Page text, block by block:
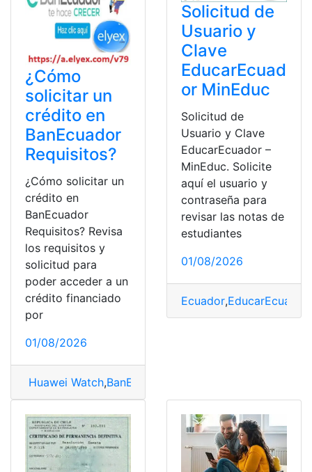
¿Cómo
solicitar un
crédito en
BanEcuador
Requisitos?
¿Cómo solicitar un
crédito en
BanEcuador
Requisitos? Revisa
los requisitos y
solicitud para
poder acceder a un
crédito financiado
por
01/08/2026
Huawei Watch,BanEcuador
Solicitud de
Usuario y
Clave
EducarEcuad
or MinEduc
Solicitud de
Usuario y Clave
EducarEcuador –
MinEduc. Solicite
aquí el usuario y
contraseña para
revisar las notas de
estudiantes
01/08/2026
Ecuador,EducarEcuador